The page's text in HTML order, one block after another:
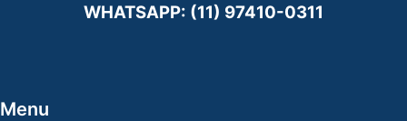
WHATSAPP: (11) 97410-0311
Menu